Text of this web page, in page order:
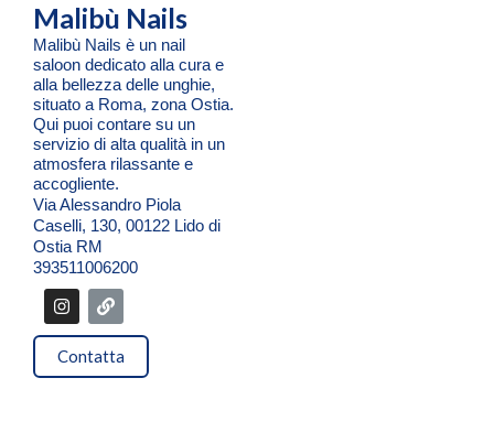
Malibù Nails
Malibù Nails è un nail
saloon dedicato alla cura e
alla bellezza delle unghie,
situato a Roma, zona Ostia.
Qui puoi contare su un
servizio di alta qualità in un
atmosfera rilassante e
accogliente.
Via Alessandro Piola
Caselli, 130, 00122 Lido di
Ostia RM
393511006200
I
n
s
t
a
g
L
i
n
k
Contatta